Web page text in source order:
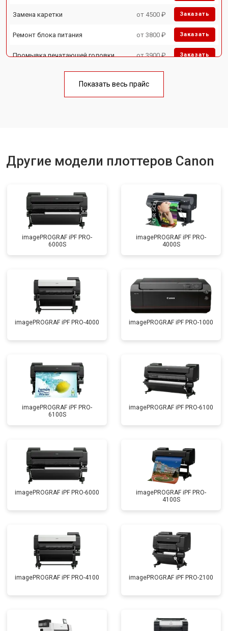
Замена каретки от 4500 ₽ Заказать
Ремонт блока питания от 3800 ₽ Заказать
Промывка печатающей головки от 3900 ₽ Заказать
Показать весь прайс
Другие модели плоттеров Canon
imagePROGRAF iPF PRO-
6000S
imagePROGRAF iPF PRO-
4000S
imagePROGRAF iPF PRO-4000 imagePROGRAF iPF PRO-1000
imagePROGRAF iPF PRO-
6100S
imagePROGRAF iPF PRO-6100
imagePROGRAF iPF PRO-6000
imagePROGRAF iPF PRO-
4100S
imagePROGRAF iPF PRO-4100 imagePROGRAF iPF PRO-2100